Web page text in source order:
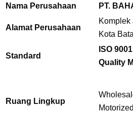
Nama Perusahaan PT.
Alamat Perusahaan
Komplek
Kota
Standard
ISO
Quality
Ruang Lingkup